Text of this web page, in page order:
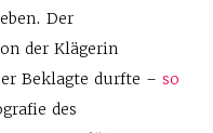
Der
der Klägerin
Beklagte durfte – so
des